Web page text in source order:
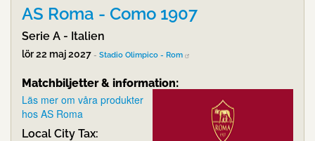
AS Roma - Como 1907
Serie A - Italien
lör 22 maj 2027 - Stadio Olimpico - Rom
Matchbiljetter & information:
Läs mer om våra produkter
hos AS Roma
Local City Tax: